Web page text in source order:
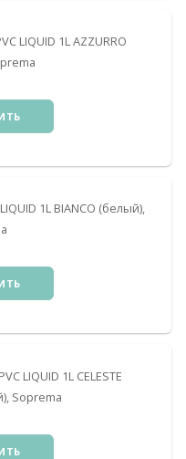
LIQUID 1L AZZURRO
1L BIANCO (белый),
LIQUID 1L CELESTE
Soprema